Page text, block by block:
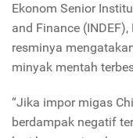
Ekonom Senior
and Finance
resminya
minyak mentah
“Jika impor migas
berdampak negatif